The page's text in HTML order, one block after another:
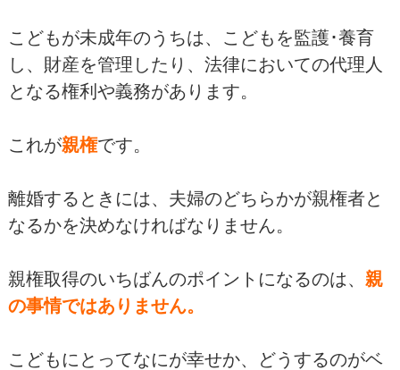
こどもが未成年のうちは、こどもを監護･養育
し、財産を管理したり、法律においての代理人
となる権利や義務があります。
これが親権です。
離婚するときには、夫婦のどちらかが親権者と
なるかを決めなければなりません。
親権取得のいちばんのポイントになるのは、 親
の事情ではありません。
こどもにとってなにが幸せか、どうするのがベ